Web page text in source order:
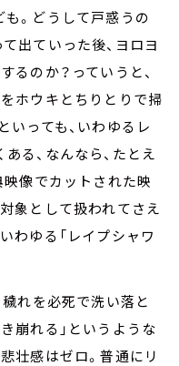
。どうして戸惑うの
出ていった後、ヨロヨ
るのか？っていうと、
ホウキとちりとりで掃
っても、いわゆるレ
る、なんなら、たとえ
映像でカットされた映
象として扱われてさえ
わゆる「レイプシャワ
穢れを必死で洗い落と
崩れる」というような
壮感はゼロ。普通にリ